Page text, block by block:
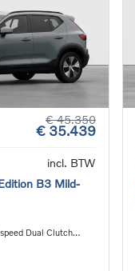
€ 45.350
€ 35.439
incl. BTW
B3 Mild-
Dual Clutch